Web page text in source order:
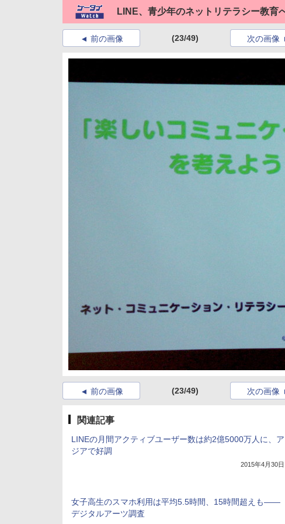
LINE、青少年のネットリテラシー教育
前の画像 (23/49) 次の画像
前の画像 (23/49) 次の画像
関連記事
LINEの月間アクティブユーザー数は約2億5000万人に、ア
ジアで好調
2015年4月30日
女子高生のスマホ利用は平均5.5時間、15時間超えも――
デジタルアーツ調査